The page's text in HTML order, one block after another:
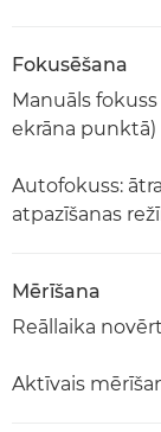
Fokusēšana
Manuāls
ekrāna punktā)
Autofokuss:
atpazīšanas
Mērīšana
Reāllaika
Aktīvais